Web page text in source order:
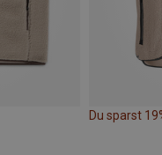
Du sparst